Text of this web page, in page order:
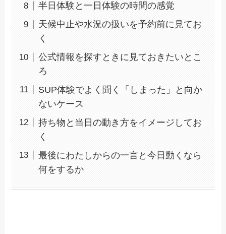
半日体験と一日体験の時間の感覚
天候中止や水況の扱いを予約前に見てお
く
公式情報を探すときに見ておきたいとこ
ろ
SUP体験でよく聞く「しまった」と向か
ないケース
持ち物と当日の動き方をイメージしてお
く
最後にわたしからの一言と今日動くなら
何をするか